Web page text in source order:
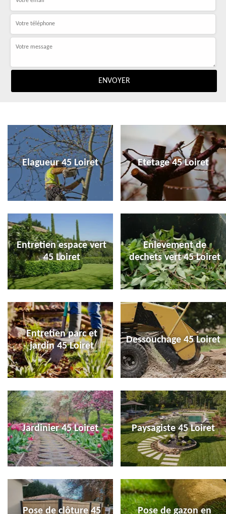
Elagueur 45 Loiret Etetage 45 Loiret
Entretien espace vert
45 Loiret
Enlevement de
dechets vert 45 Loiret
Entretien parc et
jardin 45 Loiret
Dessouchage 45 Loiret
Jardinier 45 Loiret Paysagiste 45 Loiret
Pose de clôture 45
Pose de gazon en